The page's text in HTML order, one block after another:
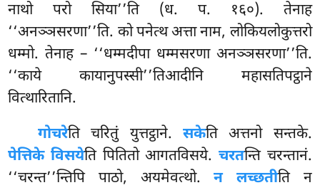
नाथो परो सिया’’ति (ध. प. १६०). तेनाह
‘‘अनञ्ञसरणा’’ति. को पनेत्थ अत्ता नाम, लोकियलोकुत्तरो
धम्मो. तेनाह – ‘‘धम्मदीपा धम्मसरणा अनञ्ञसरणा’’ति.
‘‘काये कायानुपस्सी’’तिआदीनि महासतिपट्ठाने
वित्थारितानि.
गोचरेति चरितुं युत्तट्ठाने.सकेति अत्तनो सन्तके.
पेत्तिके विसयेति पितितो आगतविसये.चरतन्ति चरन्तानं.
‘‘चरन्त’’न्तिपि पाठो, अयमेवत्थो.न लच्छतीति न